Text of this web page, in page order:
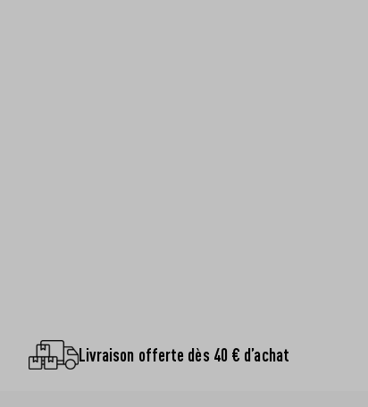
Livraison offerte dès 40 € d’achat